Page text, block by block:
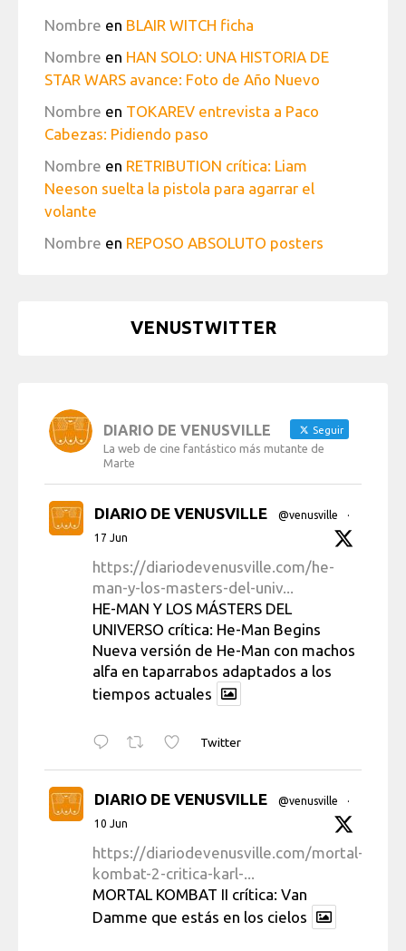
Nombre en BLAIR WITCH ficha
Nombre en HAN SOLO: UNA HISTORIA DE
STAR WARS avance: Foto de Año Nuevo
Nombre en TOKAREV entrevista a Paco
Cabezas: Pidiendo paso
Nombre en RETRIBUTION crítica: Liam
Neeson suelta la pistola para agarrar el
volante
Nombre en REPOSO ABSOLUTO posters
VENUSTWITTER
DIARIO DE VENUSVILLE Seguir
La web de cine fantástico más mutante de
Marte
DIARIO DE VENUSVILLE @venusville
·
17 Jun
https://diariodevenusville.com/he-
man-y-los-masters-del-univ...
HE-MAN Y LOS MÁSTERS DEL
UNIVERSO crítica: He-Man Begins
Nueva versión de He-Man con machos
alfa en taparrabos adaptados a los
tiempos actuales
Twitter
DIARIO DE VENUSVILLE @venusville
·
10 Jun
https://diariodevenusville.com/mortal-
kombat-2-critica-karl-...
MORTAL KOMBAT II crítica: Van
Damme que estás en los cielos